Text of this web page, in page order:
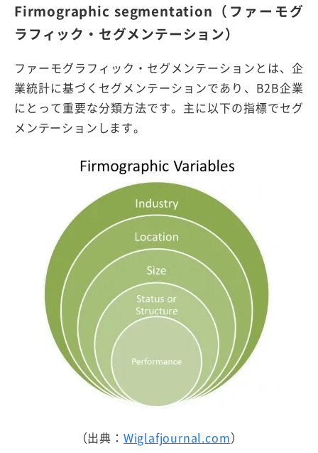
Firmographic segmentation（ファーモグ
ラフィック・セグメンテーション）
ファーモグラフィック・セグメンテーションとは、企
業統計に基づくセグメンテーションであり、B2B企業
にとって重要な分類方法です。主に以下の指標でセグ
メンテーションします。
（出典： Wiglafjournal.com）